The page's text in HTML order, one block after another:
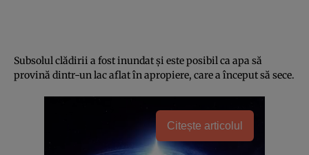
Subsolul clădirii a fost inundat şi este posibil ca apa să
provină dintr-un lac aflat în apropiere, care a început să sece.
Citește articolul